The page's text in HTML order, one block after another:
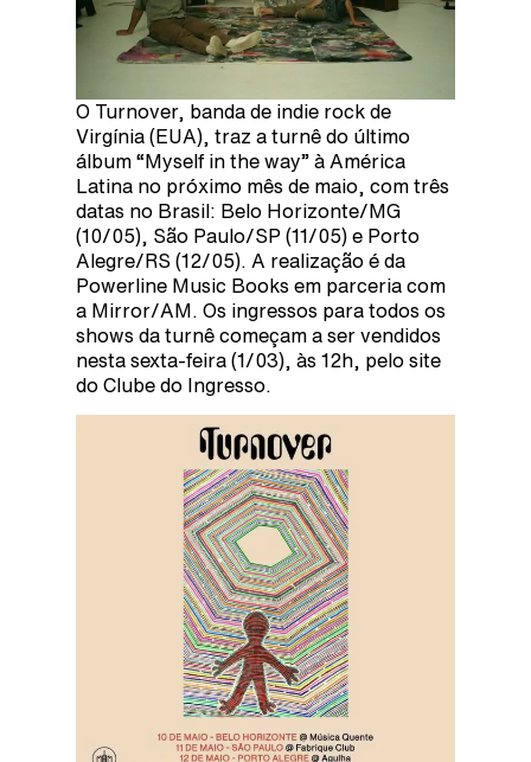
O Turnover, banda de indie rock de
Virgínia (EUA), traz a turnê do último
álbum “Myself in the way” à América
Latina no próximo mês de maio, com três
datas no Brasil: Belo Horizonte/MG
(10/05), São Paulo/SP (11/05) e Porto
Alegre/RS (12/05). A realização é da
Powerline Music Books em parceria com
a Mirror/AM. Os ingressos para todos os
shows da turnê começam a ser vendidos
nesta sexta-feira (1/03), às 12h, pelo site
do Clube do Ingresso.